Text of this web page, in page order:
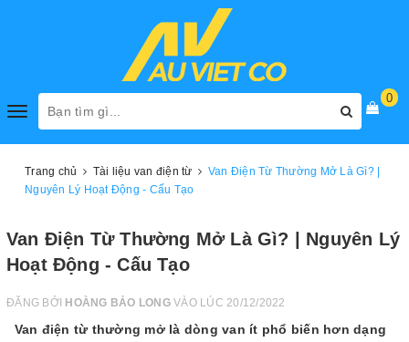
Toggle
0
Trang chủ Tài liệu van điện từ
Van Điện Từ Thường Mở Là Gì? |
Nguyên Lý Hoạt Động - Cấu Tạo
Van Điện Từ Thường Mở Là Gì? | Nguyên Lý
Hoạt Động - Cấu Tạo
ĐĂNG BỞI HOÀNG BẢO LONGVÀO LÚC 20/12/2022
Van điện từ thường mở là dòng van ít phổ biến hơn dạng